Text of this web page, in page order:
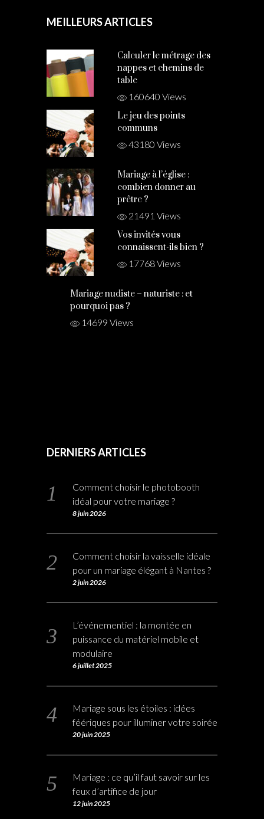
MEILLEURS ARTICLES
Calculer le métrage des
nappes et chemins de
table
160640 Views
Le jeu des points
communs
43180 Views
Mariage à l’église :
combien donner au
prêtre ?
21491 Views
Vos invités vous
connaissent-ils bien ?
17768 Views
Mariage nudiste – naturiste : et
pourquoi pas ?
14699 Views
DERNIERS ARTICLES
Comment choisir le photobooth
idéal pour votre mariage ?
8 juin 2026
Comment choisir la vaisselle idéale
pour un mariage élégant à Nantes ?
2 juin 2026
L’événementiel : la montée en
puissance du matériel mobile et
modulaire
6 juillet 2025
Mariage sous les étoiles : idées
féériques pour illuminer votre soirée
20 juin 2025
Mariage : ce qu’il faut savoir sur les
feux d’artifice de jour
12 juin 2025